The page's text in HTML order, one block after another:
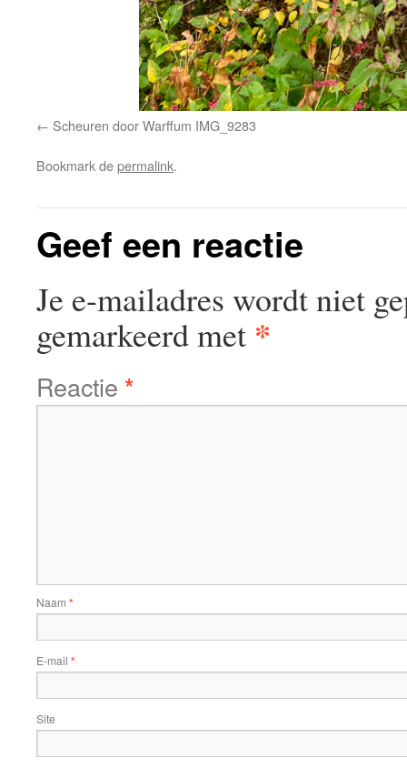
Scheuren door Warffum IMG_9283
Bookmark depermalink.
Geef een reactie
Je e-mailadres wordt niet
gemarkeerd met *
Reactie *
Naam *
E-mail *
Site